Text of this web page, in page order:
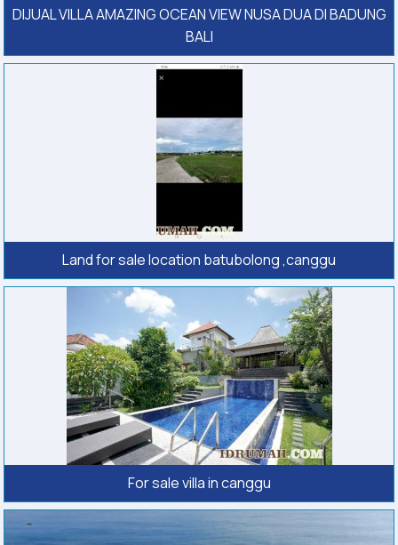
DIJUAL VILLA AMAZING OCEAN VIEW NUSA DUA DI BADUNG
BALI
Land for sale location batubolong ,canggu
For sale villa in canggu